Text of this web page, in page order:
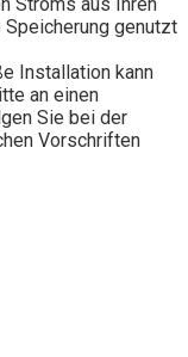
genutzt
Installation kann
an einen
Sie bei der
Vorschriften